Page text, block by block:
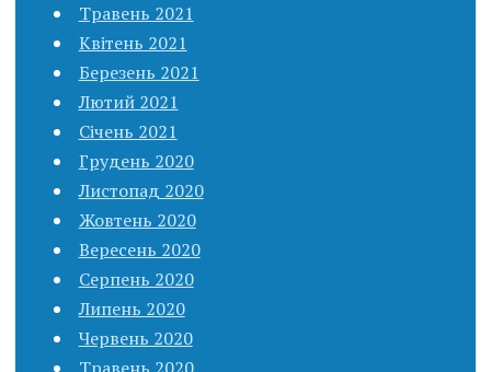
Травень 2021
Квітень 2021
Березень 2021
Лютий 2021
Січень 2021
Грудень 2020
Листопад 2020
Жовтень 2020
Вересень 2020
Серпень 2020
Липень 2020
Червень 2020